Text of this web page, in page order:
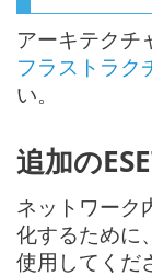
アーキテクチ
フラストラク
い。
追加の
ネットワーク
化するために
使用してくだ